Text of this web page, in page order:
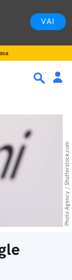
VAI
Photo Agency / Shutterstock.com